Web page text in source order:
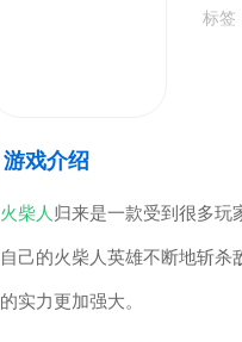
标签
游戏介绍
火柴人 归来是一款受到很多玩
自己的火柴人英雄不断地斩
的实力更加强大。